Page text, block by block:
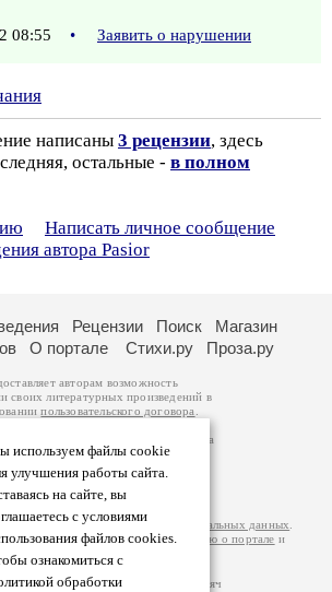
08:55 • Заявить о нарушении
написаны 3 рецензии, здесь
остальные - в полном
Написать личное сообщение
автора Pasior
используем файлы cookie
улучшения работы сайта.
на сайте, вы
с условиями
файлов cookies.
ознакомиться с
обработки
Рецензии Поиск
Магазин
О портале Стихи.ру Проза.ру
авторам возможность
своих литературных произведений в
пользовательского договора
произведения принадлежат авторам
. Перепечатка произведений возможна
автора, к которому вы можете
странице. Ответственность за
несут самостоятельно на
изаконодательства
Политики обработки персональных данных
более подробнуюинформацию о портале и
портала Проза.ру – порядка 100 тысяч